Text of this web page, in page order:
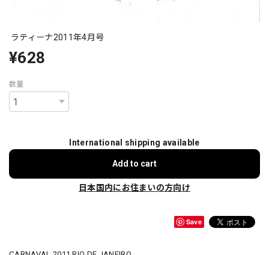
ラティーナ2011年4月号
¥628
数量
International shipping available
Add to cart
日本国内にお住まいの方向け
Save